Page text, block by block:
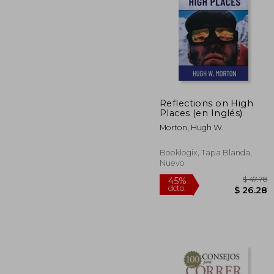
40%
Reflections on High
Places (en Inglés)
Morton, Hugh W.
Booklogix, Tapa Blanda,
Nuevo